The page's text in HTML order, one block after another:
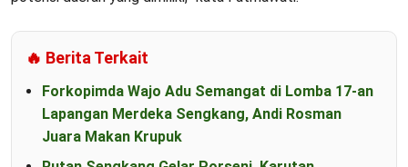
🔥 Berita Terkait
Forkopimda Wajo Adu Semangat di Lomba 17-an
Lapangan Merdeka Sengkang, Andi Rosman
Juara Makan Krupuk